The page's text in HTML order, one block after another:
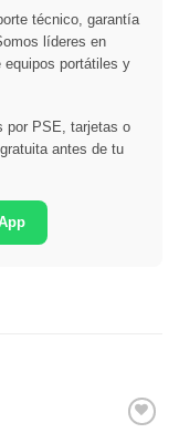
técnico, garantía
líderes en
equipos portátiles y
por PSE, tarjetas o
antes de tu